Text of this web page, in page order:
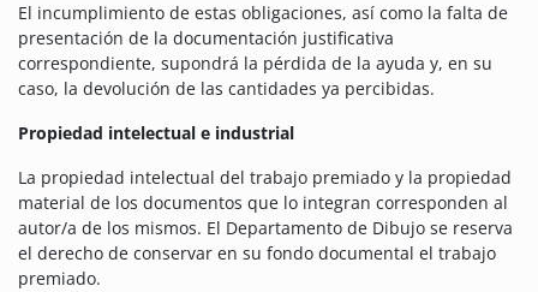
El incumplimiento de estas obligaciones, así como la falta de
presentación de la documentación justificativa
correspondiente, supondrá la pérdida de la ayuda y, en su
caso, la devolución de las cantidades ya percibidas.
Propiedad intelectual e industrial
La propiedad intelectual del trabajo premiado y la propiedad
material de los documentos que lo integran corresponden al
autor/a de los mismos. El Departamento de Dibujo se reserva
el derecho de conservar en su fondo documental el trabajo
premiado.